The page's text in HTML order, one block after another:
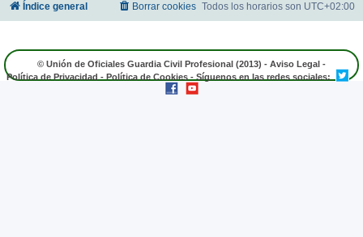
Índice general Todos los horarios son UTC+02:00
Borrar cookies
© Unión de Oficiales Guardia Civil Profesional (2013) - Aviso Legal -
Política de Privacidad - Política de Cookies - Síguenos en las redes sociales: